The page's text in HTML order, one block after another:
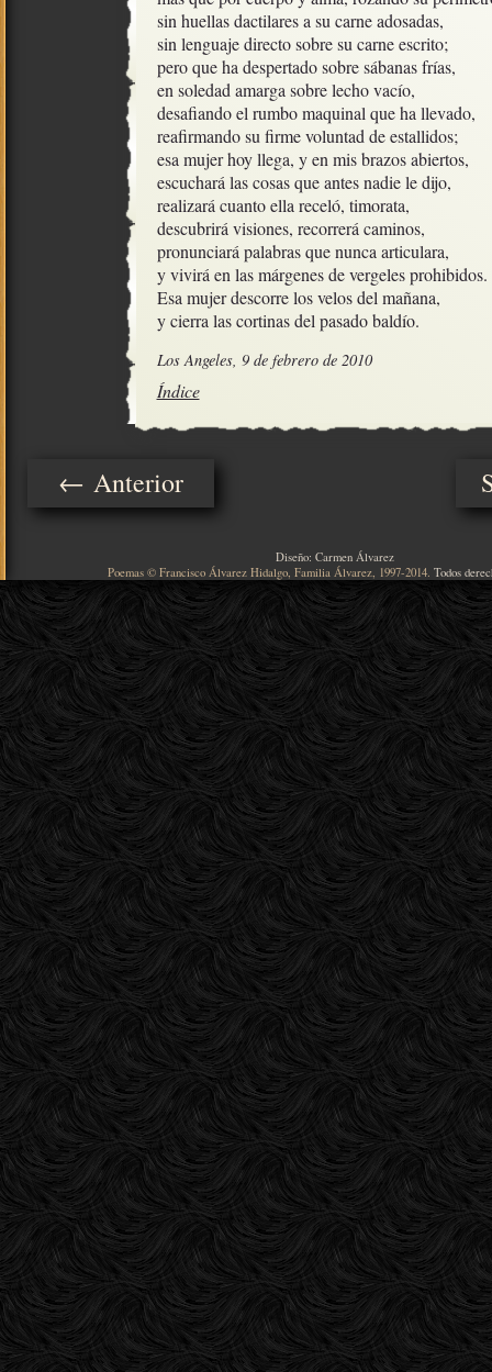
sin huellas dactilares a su carne adosadas,
sin lenguaje directo sobre su carne escrito;
pero que ha despertado sobre sábanas frías,
en soledad amarga sobre lecho vacío,
desafiando el rumbo maquinal que ha llevado,
reafirmando su firme voluntad de estallidos;
esa mujer hoy llega, y en mis brazos abiertos,
escuchará las cosas que antes nadie le dijo,
realizará cuanto ella receló, timorata,
descubrirá visiones, recorrerá caminos,
pronunciará palabras que nunca articulara,
y vivirá en las márgenes de vergeles prohibidos.
Esa mujer descorre los velos del mañana,
y cierra las cortinas del pasado baldío.
Los Angeles, 9 de febrero de 2010
Índice
← Anterior
Diseño: Carmen Álvarez
Poemas © Francisco Álvarez Hidalgo, Familia Álvarez, 1997-2014. Todos